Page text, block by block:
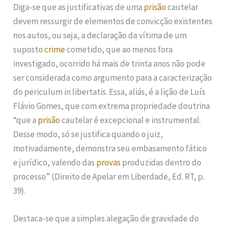
Diga-se que as justificativas de uma prisãocautelar
devem ressurgir de elementos de convicção existentes
nos autos, ou seja, a declaração da vítima de um
supostocrimecometido, que ao menos fora
investigado, ocorrido há mais de trinta anos não pode
ser considerada como argumento para a caracterização
do periculum in libertatis. Essa, aliás, é a lição de Luís
Flávio Gomes, que com extrema propriedade doutrina
“que a prisãocautelar é excepcional e instrumental.
Desse modo, só se justifica quando o juiz,
motivadamente, demonstra seu embasamento fático
e jurídico, valendo das provas produzidas dentro do
processo” (Direito de Apelar em Liberdade, Ed. RT, p.
39).
Destaca-se que a simples alegação de gravidade do